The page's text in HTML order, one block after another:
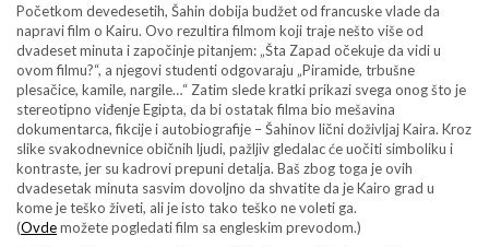
Početkom devedesetih, Šahin dobija budžet od francuske vlade da
napravi film o Kairu. Ovo rezultira filmom koji traje nešto više od
dvadeset minuta i započinje pitanjem: „Šta Zapad očekuje da vidi u
ovom filmu?“, a njegovi studenti odgovaraju „Piramide, trbušne
plesačice, kamile, nargile…“ Zatim slede kratki prikazi svega onog što je
stereotipno viđenje Egipta, da bi ostatak filma bio mešavina
dokumentarca, fikcije i autobiografije – Šahinov lični doživljaj Kaira. Kroz
slike svakodnevnice običnih ljudi, pažljiv gledalac će uočiti simboliku i
kontraste, jer su kadrovi prepuni detalja. Baš zbog toga je ovih
dvadesetak minuta sasvim dovoljno da shvatite da je Kairo grad u
kome je teško živeti, ali je isto tako teško ne voleti ga.
(Ovdemožete pogledati film sa engleskim prevodom.)